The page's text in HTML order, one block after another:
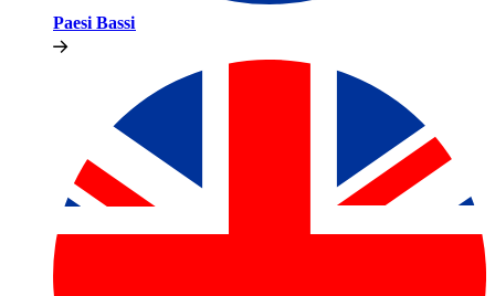
Paesi Bassi​​